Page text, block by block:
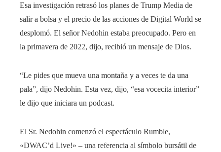
Esa investigación retrasó los planes de Trump Media de
salir a bolsa y el precio de las acciones de Digital World se
desplomó. El señor Nedohin estaba preocupado. Pero en
la primavera de 2022, dijo, recibió un mensaje de Dios.
“Le pides que mueva una montaña y a veces te da una
pala”, dijo Nedohin. Esta vez, dijo, “esa vocecita interior”
le dijo que iniciara un podcast.
El Sr. Nedohin comenzó el espectáculo Rumble,
«DWAC’d Live!» – una referencia al símbolo bursátil de